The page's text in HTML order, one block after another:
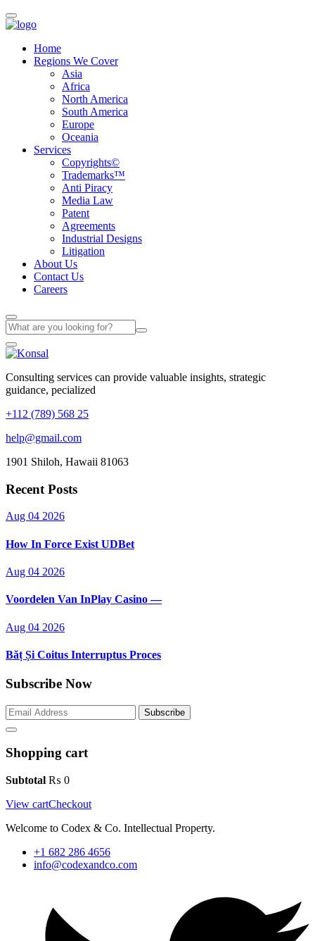
Home
Regions We Cover
Asia
Africa
North America
South America
Europe
Oceania
Services
Copyrights©
Trademarks™
Anti Piracy
Media Law
Patent
Agreements
Industrial Designs
Litigation
About Us
Contact Us
Careers
Consulting services can provide valuable insights, strategic
guidance, pecialized
+112 (789) 568 25
help@gmail.com
1901 Shiloh, Hawaii 81063
Recent Posts
Aug 04 2026
How In Force Exist UDBet
Aug 04 2026
Voordelen Van InPlay Casino —
Aug 04 2026
Băț Și Coitus Interruptus Proces
Subscribe Now
Subscribe
Shopping cart
Subtotal ₨ 0
View cartCheckout
Welcome to Codex & Co. Intellectual Property.
+1 682 286 4656
info@codexandco.com